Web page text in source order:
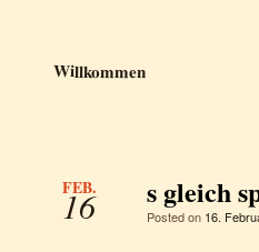
Willkommen
FEB.
16 s gleich
Posted on 16.